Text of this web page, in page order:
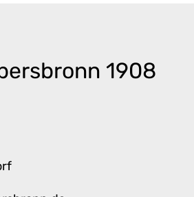
1908